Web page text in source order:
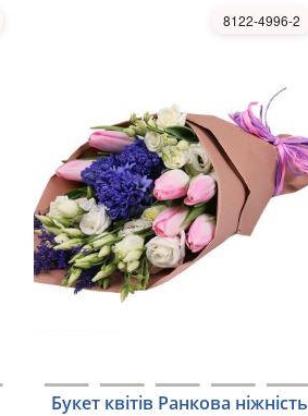
Букет квітів Ранкова ніжність
8122-4996-2